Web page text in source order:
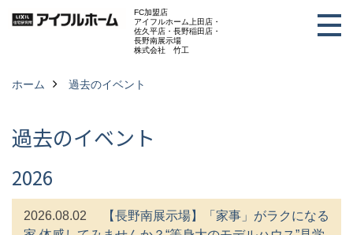
FC加盟店
アイフルホーム上田店・
佐久平店・長野稲田店・
長野南展示場
株式会社 竹工
ホーム 過去のイベント
過去のイベント
2026
2026.08.02
【長野南展示場】「家事」がラクになる